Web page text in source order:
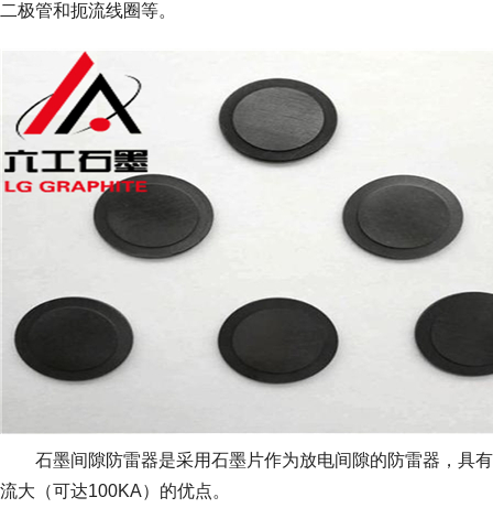
二极管和扼流线圈等。
石墨间隙防雷器是采用石墨片作为放电间隙的防雷器，具
流大（可达100KA）的优点。